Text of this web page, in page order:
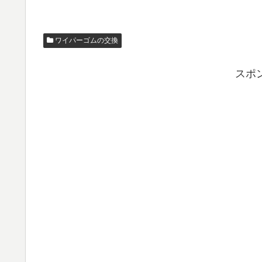
ワイパーゴムの交換
スポ